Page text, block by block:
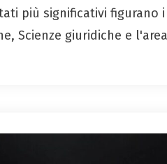
più significativi figurano
Scienze giuridiche e